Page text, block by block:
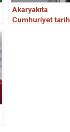
Akaryakıta
Cumhuriyet